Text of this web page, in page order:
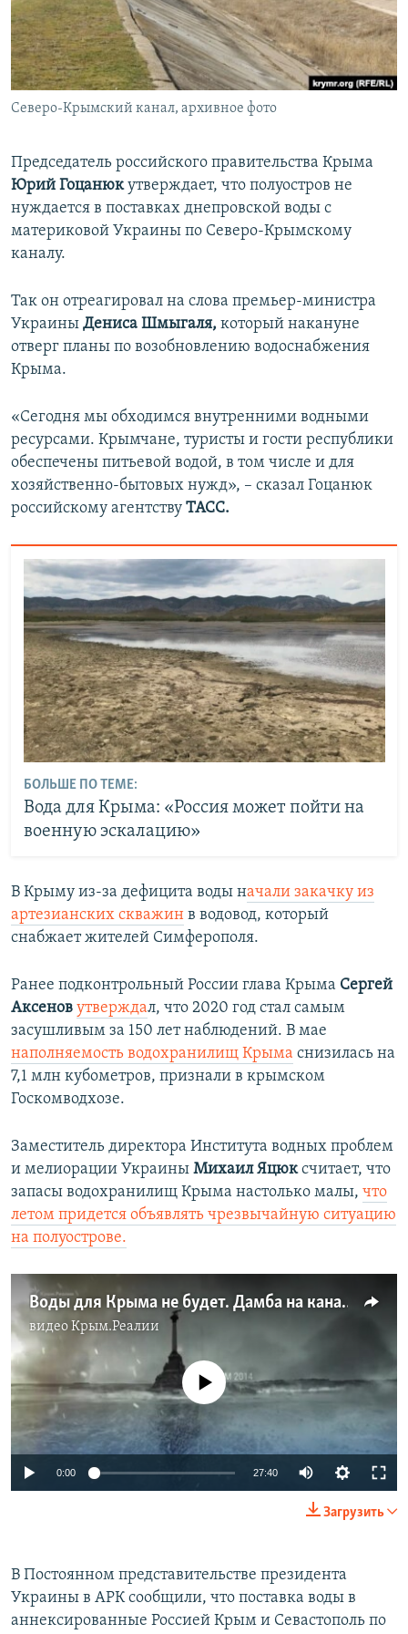
ПОБЕДИТЕЛЕЙ НЕ СУДЯТ?
КРЫМ.НЕПОКОРЕННЫЙ
ELIFBE
УКРАИНСКАЯ ПРОБЛЕМА КРЫМА
ПРИСОЕДИНЯЙТЕСЬ!
Северо-Крымский канал, архивное фото
Председатель российского правительства Крыма
Юрий Гоцанюкутверждает, что полуостров не
нуждается в поставках днепровской воды с
материковой Украины по Северо-Крымскому
каналу.
Так он отреагировал на слова премьер-министра
Украины Дениса Шмыгаля, который накануне
отверг планы по возобновлению водоснабжения
Крыма.
«Сегодня мы обходимся внутренними водными
ресурсами. Крымчане, туристы и гости республики
обеспечены питьевой водой, в том числе и для
хозяйственно-бытовых нужд», – сказал Гоцанюк
российскому агентству ТАСС.
БОЛЬШЕ ПО ТЕМЕ:
Вода для Крыма: «Россия может пойти на
военную эскалацию»
В Крыму из-за дефицита воды начали закачку из
артезианских скважин в водовод, который
снабжает жителей Симферополя.
Ранее подконтрольный России глава Крыма Сергей
Аксенов утверждал, что 2020 год стал самым
засушливым за 150 лет наблюдений. В мае
наполняемость водохранилищ Крыма снизилась на
7,1 млн кубометров, признали в крымском
Госкомводхозе.
Заместитель директора Института водных проблем
и мелиорации Украины Михаил Яцюксчитает, что
запасы водохранилищ Крыма настолько малы, что
летом придется объявлять чрезвычайную ситуацию
на полуострове.
Воды для Крыма не будет. Дамба на канале не готова | Крым.Реалии ТВ
видеоКрым.Реалии
1080p
No media source currently available
0:00 27:40
270p
1080p
Загрузить
В Постоянном представительстве президента
Украины в АРК сообщили, что поставка воды в
аннексированные Россией Крым и Севастополь по